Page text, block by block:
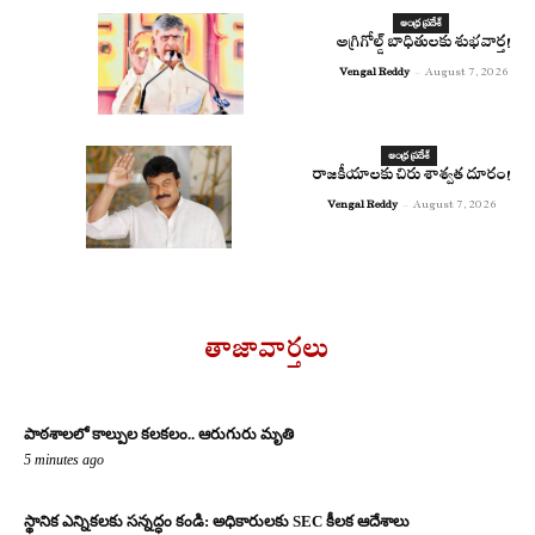
ఆంధ్ర ప్రదేశ్
అగ్రిగోల్డ్ బాధితులకు శుభవార్త!
Vengal Reddy - August 7, 2026
ఆంధ్ర ప్రదేశ్
రాజకీయాలకు చిరు శాశ్వత దూరం!
Vengal Reddy - August 7, 2026
తాజావార్తలు
పాఠశాలలో కాల్పుల కలకలం.. ఆరుగురు మృతి
5 minutes ago
స్థానిక ఎన్నికలకు సన్నద్ధం కండి: అధికారులకు SEC కీలక ఆదేశాలు